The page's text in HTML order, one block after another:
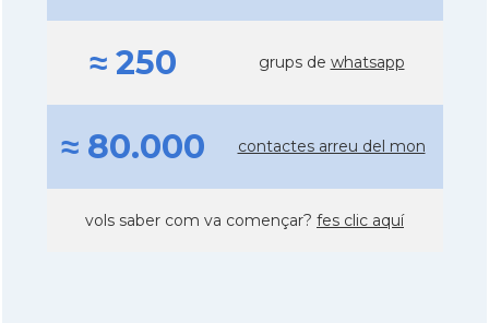
≈ 250 grups de whatsapp
≈ 80.000 contactes arreu del mon
vols saber com va començar? fes clic aquí